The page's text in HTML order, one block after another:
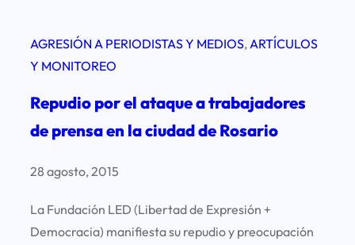
AGRESIÓN A PERIODISTAS Y MEDIOS, ARTÍCULOS
Y MONITOREO
Repudio por el ataque a trabajadores
de prensa en la ciudad de Rosario
28 agosto, 2015
La Fundación LED (Libertad de Expresión +
Democracia) manifiesta su repudio y preocupación